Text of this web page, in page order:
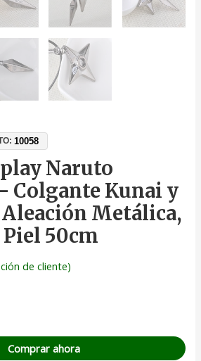
10058
Naruto
Colgante Kunai y
Metálica,
50cm
de cliente)
Comprar ahora